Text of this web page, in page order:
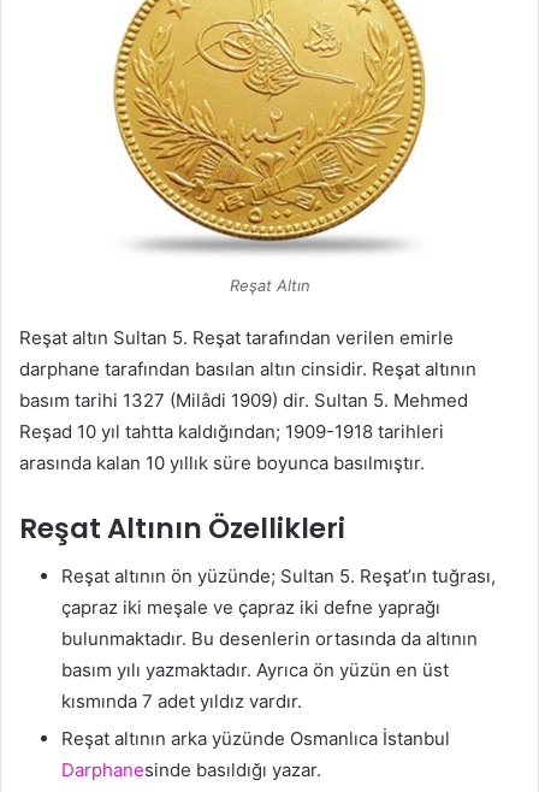
Reşat Altın
Reşat altın Sultan 5. Reşat tarafından verilen emirle
darphane tarafından basılan altın cinsidir. Reşat altının
basım tarihi 1327 (Milâdi 1909) dir. Sultan 5. Mehmed
Reşad 10 yıl tahtta kaldığından; 1909-1918 tarihleri
arasında kalan 10 yıllık süre boyunca basılmıştır.
Reşat Altının Özellikleri
Reşat altının ön yüzünde; Sultan 5. Reşat’ın tuğrası,
çapraz iki meşale ve çapraz iki defne yaprağı
bulunmaktadır. Bu desenlerin ortasında da altının
basım yılı yazmaktadır. Ayrıca ön yüzün en üst
kısmında 7 adet yıldız vardır.
Reşat altının arka yüzünde Osmanlıca İstanbul
Darphanesinde basıldığı yazar.